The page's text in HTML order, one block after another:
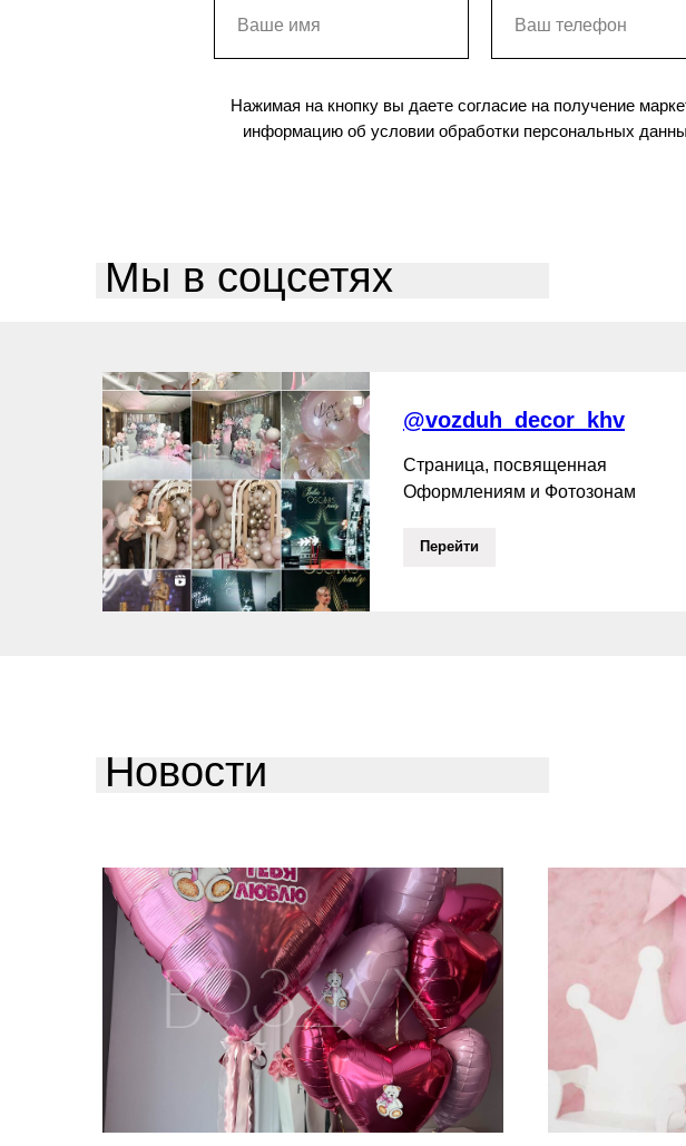
Нажимая на кнопку вы даете согласие на получение
информацию об условии обработки персональных
Мы в соцсетях
@vozduh_decor_khv
Страница, посвященная
Оформлениям и Фотозонам
Перейти
Новости